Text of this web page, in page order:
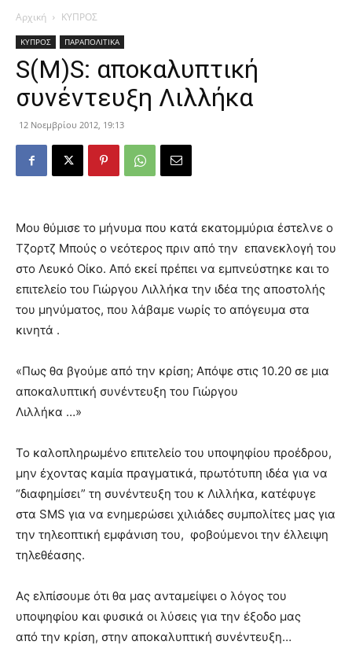
Αρχική ΚΥΠΡΟΣ
ΚΥΠΡΟΣ ΠΑΡΑΠΟΛΙΤΙΚΑ
S(M)S: αποκαλυπτική
συνέντευξη Λιλλήκα
12 Νοεμβρίου 2012, 19:13
Μου θύμισε το μήνυμα που κατά εκατομμύρια έστελνε ο
Τζορτζ Μπούς ο νεότερος πριν από την επανεκλογή του
στο Λευκό Οίκο. Από εκεί πρέπει να εμπνεύστηκε και το
επιτελείο του Γιώργου Λιλλήκα την ιδέα της αποστολής
του μηνύματος, που λάβαμε νωρίς το απόγευμα στα
κινητά .
«Πως θα βγούμε από την κρίση; Απόψε στις 10.20 σε μια
αποκαλυπτική συνέντευξη του Γιώργου
Λιλλήκα …»
Το καλοπληρωμένο επιτελείο του υποψηφίου προέδρου,
μην έχοντας καμία πραγματικά, πρωτότυπη ιδέα για να
“διαφημίσει” τη συνέντευξη του κ Λιλλήκα, κατέφυγε
στα SMS για να ενημερώσει χιλιάδες συμπολίτες μας για
την τηλεοπτική εμφάνιση του, φοβούμενοι την έλλειψη
τηλεθέασης.
Ας ελπίσουμε ότι θα μας ανταμείψει ο λόγος του
υποψηφίου και φυσικά οι λύσεις για την έξοδο μας
από την κρίση, στην αποκαλυπτική συνέντευξη…